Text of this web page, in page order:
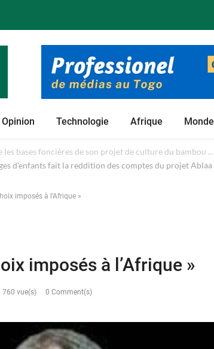
Opinion Technologie Afrique Monde
imposés à l’Afrique »
imposés à l’Afrique »
760 vue(s) 0 Comment(s)